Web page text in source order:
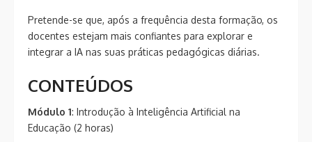
Pretende-se que, após a frequência desta formação, os
docentes estejam mais confiantes para explorar e
integrar a IA nas suas práticas pedagógicas diárias.
CONTEÚDOS
Módulo 1: Introdução à Inteligência Artificial na
Educação (2 horas)